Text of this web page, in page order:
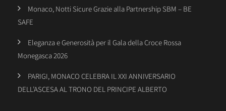
Monaco, Notti Sicure Grazie alla Partnership SBM – BE
SAFE
Eleganza e Generosità per il Gala della Croce Rossa
Monegasca 2026
PARIGI, MONACO CELEBRA IL XXI ANNIVERSARIO
DELL’ASCESA AL TRONO DEL PRINCIPE ALBERTO